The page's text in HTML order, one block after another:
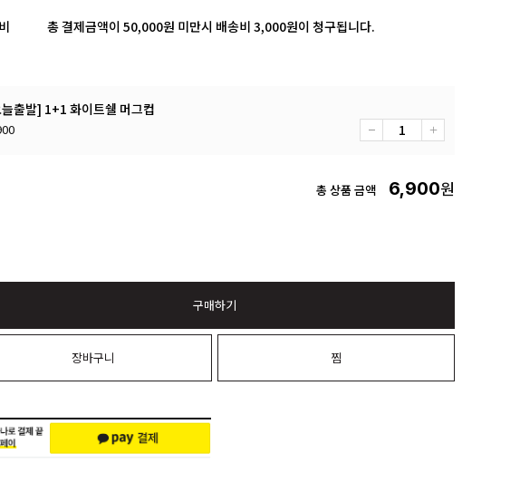
총 결제금액이 50,000원 미만시 배송비 3,000원이 청구됩니다.
출발] 1+1 화이트쉘 머그컵
총 상품 금액 6,900원
구매하기
장바구니 찜